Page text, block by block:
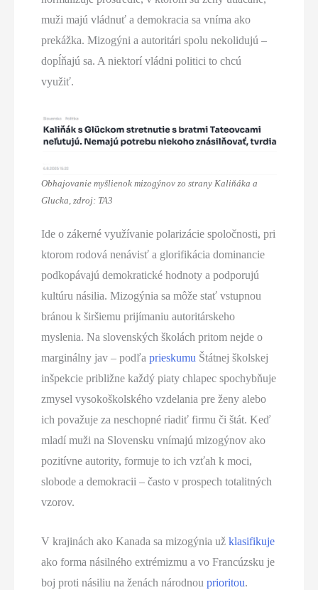
muži majú vládnuť a demokracia sa vníma ako
prekážka. Mizogýni a autoritári spolu nekolidujú –
dopĺňajú sa. A niektorí vládni politici to chcú
využiť.
Obhajovanie myšlienok mizogýnov zo strany Kaliňáka a
Glucka, zdroj: TA3
Ide o zákerné využívanie polarizácie spoločnosti, pri
ktorom rodová nenávisť a glorifikácia dominancie
podkopávajú demokratické hodnoty a podporujú
kultúru násilia. Mizogýnia sa môže stať vstupnou
bránou k širšiemu prijímaniu autoritárskeho
myslenia. Na slovenských školách pritom nejde o
marginálny jav – podľaprieskumu Štátnej školskej
inšpekcie približne každý piaty chlapec spochybňuje
zmysel vysokoškolského vzdelania pre ženy alebo
ich považuje za neschopné riadiť firmu či štát. Keď
mladí muži na Slovensku vnímajú mizogýnov ako
pozitívne autority, formuje to ich vzťah k moci,
slobode a demokracii – často v prospech totalitných
vzorov.
V krajinách ako Kanada sa mizogýnia užklasifikuje
ako forma násilného extrémizmu a vo Francúzsku je
boj proti násiliu na ženách národnouprioritou.